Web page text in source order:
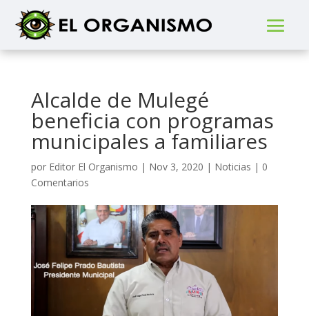
Alcalde de Mulegé
beneficia con programas
municipales a familiares
por Editor El Organismo | Nov 3, 2020 | Noticias | 0
Comentarios